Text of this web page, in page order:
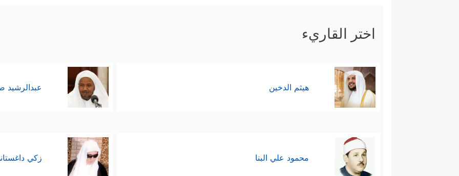
اختر القاريء
هيثم الدخين عبدالرشيد
محمود علي البنا زكي